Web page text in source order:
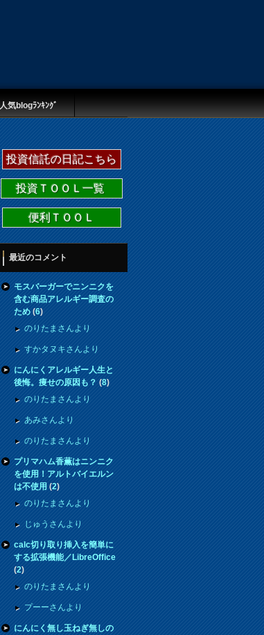
人気blogﾗﾝｷﾝｸﾞ
投資信託の日記こちら
投資ＴＯＯＬ一覧
便利ＴＯＯＬ
最近のコメント
モスバーガーでニンニクを
含む商品アレルギー調査の
ため(6)
のりたまさんより
すかタヌキさんより
にんにくアレルギー人生と
後悔。痩せの原因も？(8)
のりたまさんより
あみさんより
のりたまさんより
プリマハム香薫はニンニク
を使用！アルトバイエルン
は不使用(2)
のりたまさんより
じゅうさんより
calc切り取り挿入を簡単に
する拡張機能／LibreOffice
(2)
のりたまさんより
プーーさんより
にんにく無し玉ねぎ無しの